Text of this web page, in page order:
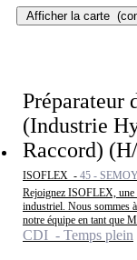
Afficher la carte
Préparateur
(Industrie
Raccord)
ISOFLEX - 45 - SEMOY
Rejoignez ISOFLEX, une
industriel. Nous sommes
notre équipe en tant que
CDI - Temps plein